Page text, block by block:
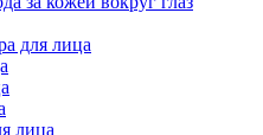
для лица
лица